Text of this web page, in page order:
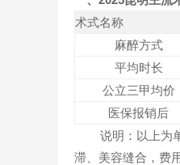
术式名称
麻醉方式
平均时长
公立三甲均价
医保报销后
说明：以上为
滞、美容缝合，费